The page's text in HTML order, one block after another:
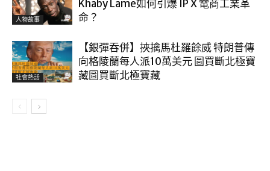
人物故事
Khaby Lame如何引爆 IP X 電商工業革
命？
社會熱話
【銀彈吞併】挾擒馬杜羅餘威 特朗普傳
向格陵蘭每人派10萬美元 圖買斷北極寶
藏圖買斷北極寶藏